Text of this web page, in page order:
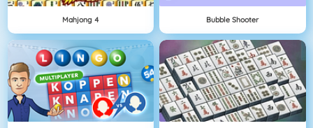
Mahjong 4 Bubble Shooter